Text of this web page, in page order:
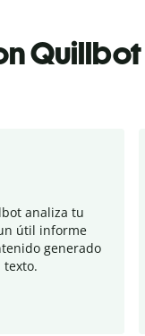
Quillbot
analiza tu
útil informe
generado
texto.